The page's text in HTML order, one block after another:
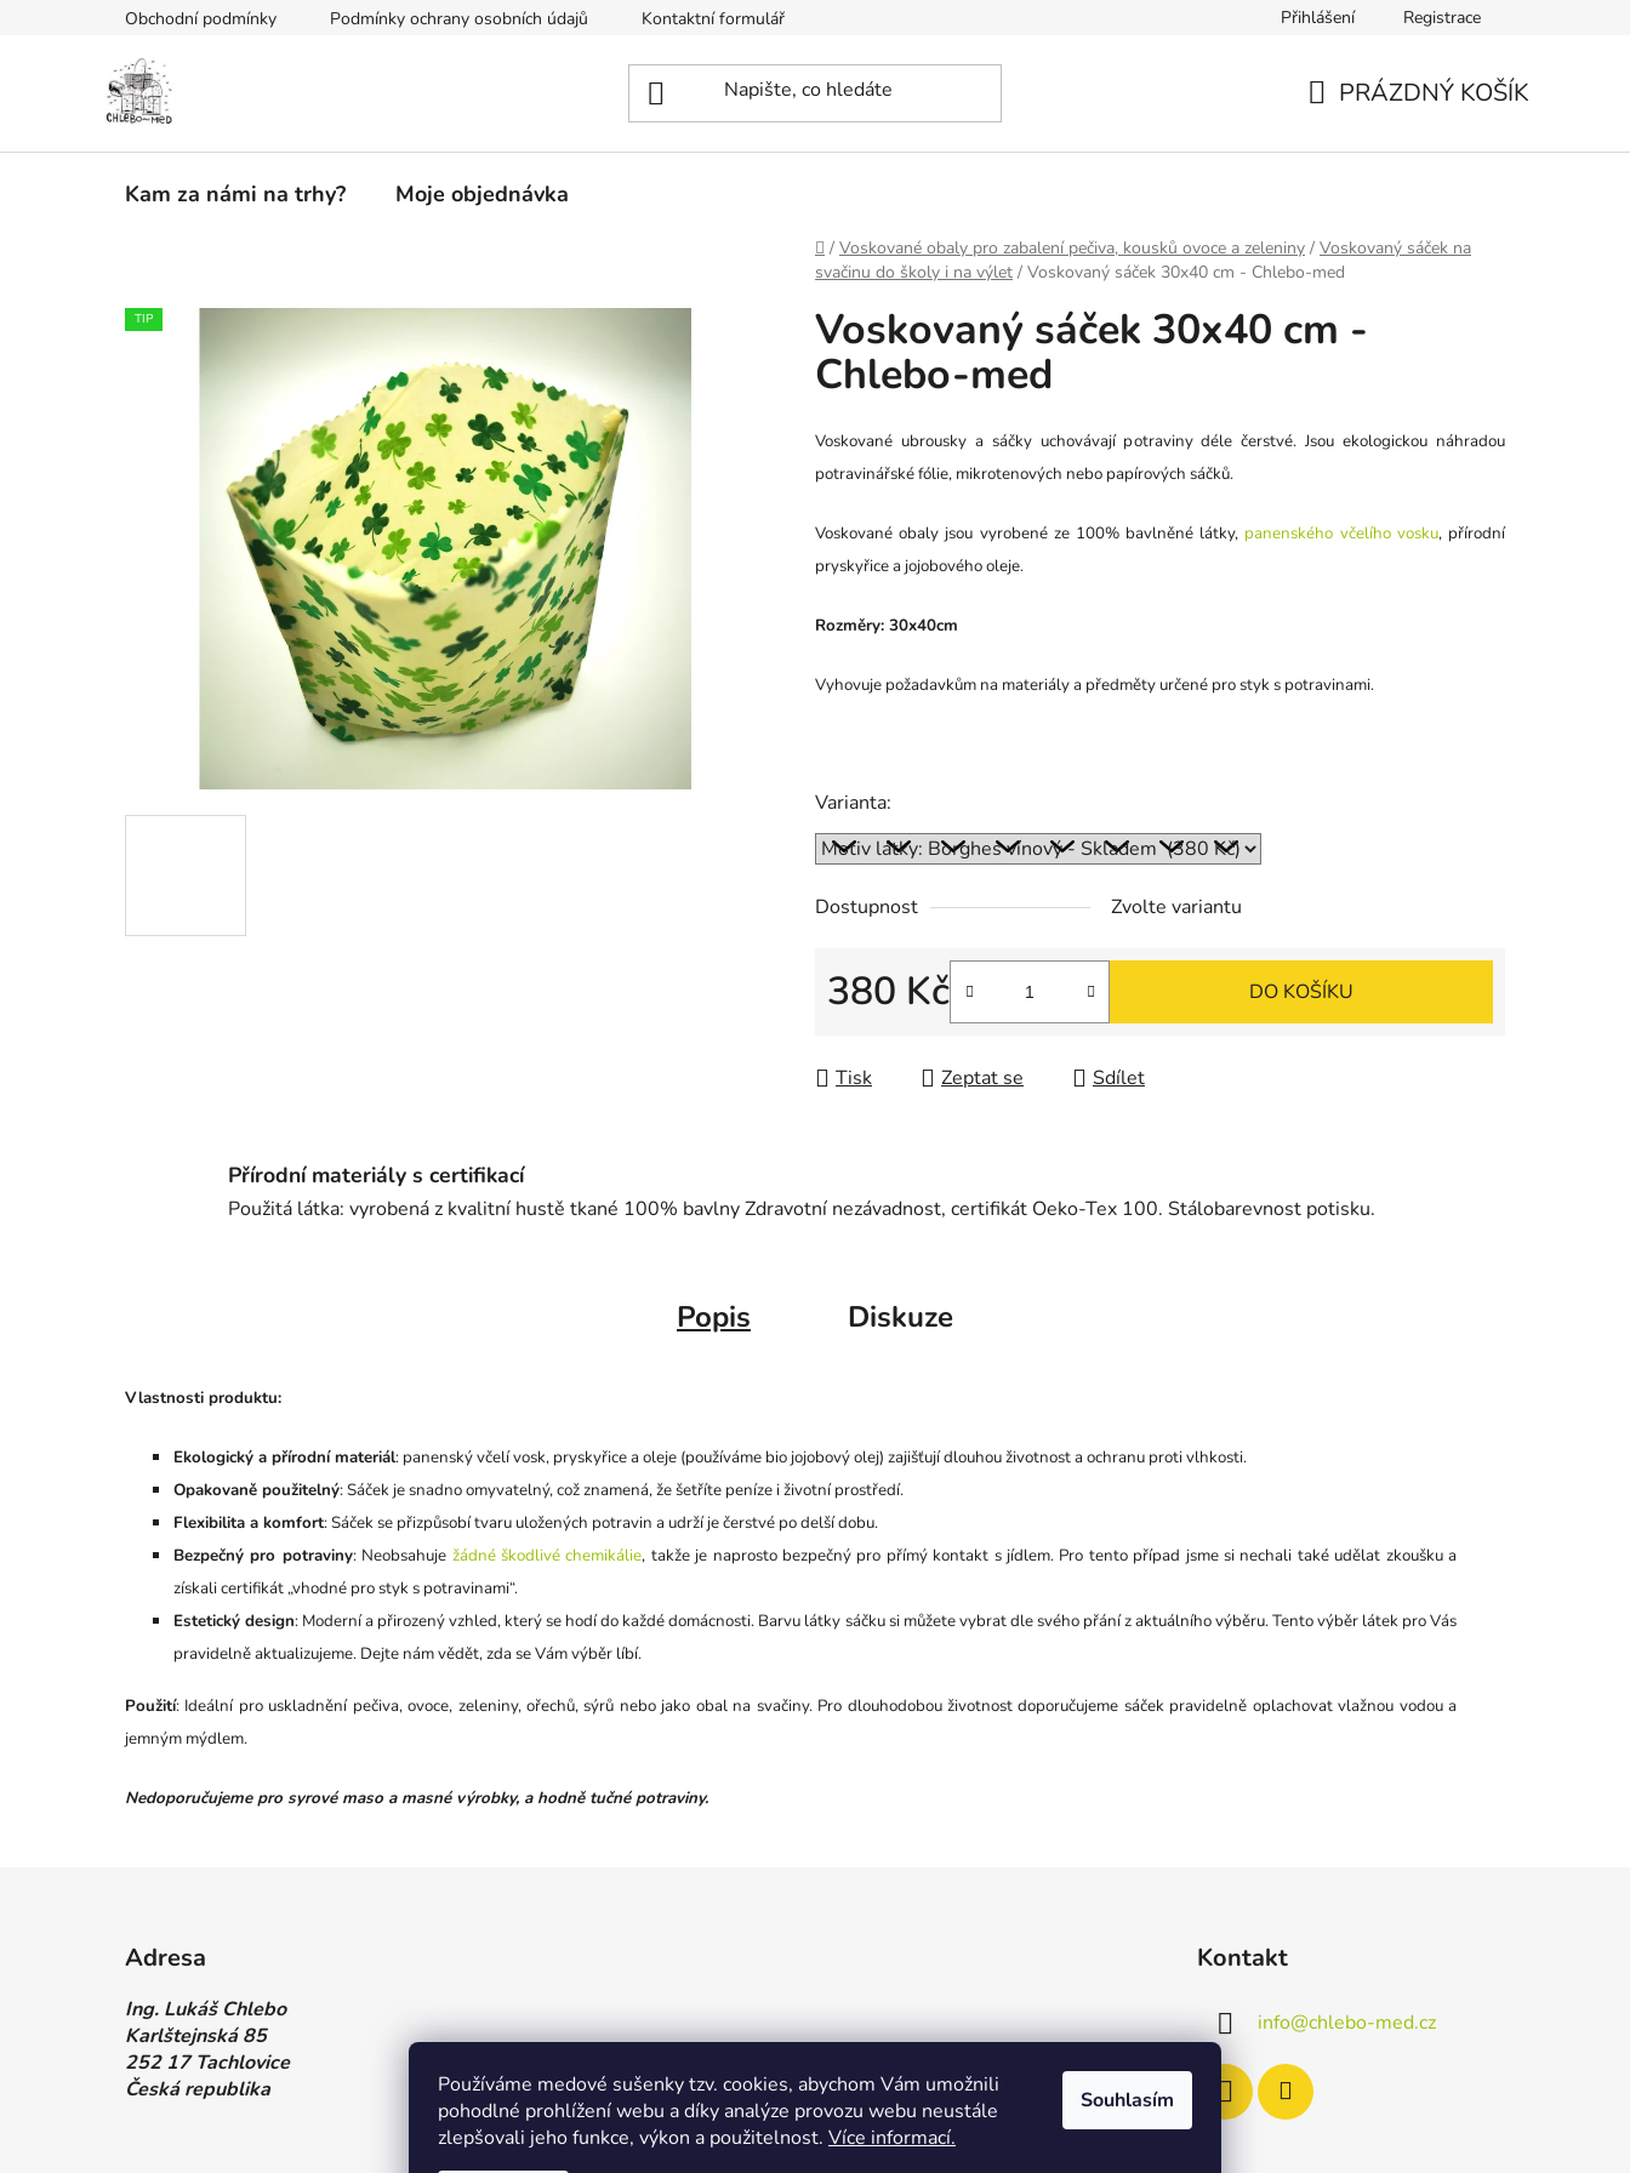
Používáme medové sušenky tzv. cookies, abychom Vám umožnili
pohodlné prohlížení webu a díky analýze provozu webu neustále
zlepšovali jeho funkce, výkon a použitelnost. Více informací.
Souhlasím
Obchodní podmínky Podmínky ochrany osobních údajů Kontaktní formulář Přihlášení Registrace
PRÁZDNÝ KOŠÍK
Kam za námi na trhy? Moje objednávka
Domů
/ Voskované obaly pro zabalení pečiva, kousků ovoce a zeleniny / Voskovaný sáček na
svačinu do školy i na výlet / Voskovaný sáček 30x40 cm - Chlebo-med
Voskovaný sáček 30x40 cm -
Chlebo-med
Voskované ubrousky a sáčky uchovávají potraviny déle čerstvé. Jsou ekologickou náhradou
potravinářské fólie, mikrotenových nebo papírových sáčků.
Voskované obaly jsou vyrobené ze 100% bavlněné látky, panenského včelího vosku, přírodní
pryskyřice a jojobového oleje.
Rozměry: 30x40cm
Vyhovuje požadavkům na materiály a předměty určené pro styk s potravinami.
Varianta:
Dostupnost Zvolte variantu
380 Kč DO KOŠÍKU
Tisk Zeptat se Sdílet
TIP
Přírodní materiály s certifikací
Použitá látka: vyrobená z kvalitní hustě tkané 100% bavlny Zdravotní nezávadnost, certifikát Oeko-Tex 100. Stálobarevnost potisku.
Popis Diskuze
Vlastnosti produktu:
Ekologický a přírodní materiál: panenský včelí vosk, pryskyřice a oleje (používáme bio jojobový olej) zajišťují dlouhou životnost a ochranu proti vlhkosti.
Opakovaně použitelný: Sáček je snadno omyvatelný, což znamená, že šetříte peníze i životní prostředí.
Flexibilita a komfort: Sáček se přizpůsobí tvaru uložených potravin a udrží je čerstvé po delší dobu.
Bezpečný pro potraviny: Neobsahuje žádné škodlivé chemikálie, takže je naprosto bezpečný pro přímý kontakt s jídlem. Pro tento případ jsme si nechali také udělat zkoušku a
získali certifikát „vhodné pro styk s potravinami“.
Estetický design: Moderní a přirozený vzhled, který se hodí do každé domácnosti. Barvu látky sáčku si můžete vybrat dle svého přání z aktuálního výběru. Tento výběr látek pro Vás
pravidelně aktualizujeme. Dejte nám vědět, zda se Vám výběr líbí.
Použití: Ideální pro uskladnění pečiva, ovoce, zeleniny, ořechů, sýrů nebo jako obal na svačiny. Pro dlouhodobou životnost doporučujeme sáček pravidelně oplachovat vlažnou vodou a
jemným mýdlem.
Nedoporučujeme pro syrové maso a masné výrobky, a hodně tučné potraviny.
Adresa
Ing. Lukáš Chlebo
Karlštejnská 85
252 17 Tachlovice
Česká republika
Kontakt
info@chlebo-med.cz